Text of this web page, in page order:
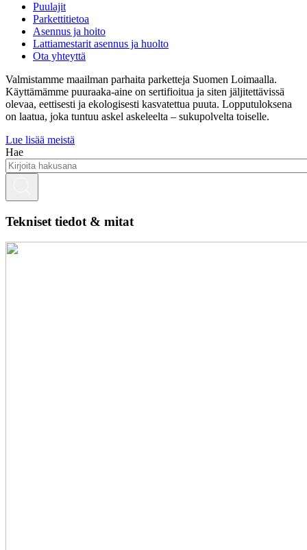
Puulajit
Parkettitietoa
Asennus ja hoito
Lattiamestarit asennus ja huolto
Ota yhteyttä
Valmistamme maailman parhaita parketteja Suomen Loimaalla.
Käyttämämme puuraaka-aine on sertifioitua ja siten jäljitettävissä
olevaa, eettisesti ja ekologisesti kasvatettua puuta. Lopputuloksena
on laatua, joka tuntuu askel askeleelta – sukupolvelta toiselle.
Lue lisää meistä
Hae
Tekniset tiedot & mitat